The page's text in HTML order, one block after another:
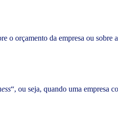
o orçamento da empresa ou sobre
“, ou seja, quando uma empresa